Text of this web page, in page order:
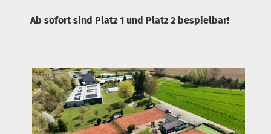
Ab sofort sind Platz 1 und Platz 2 bespielbar!